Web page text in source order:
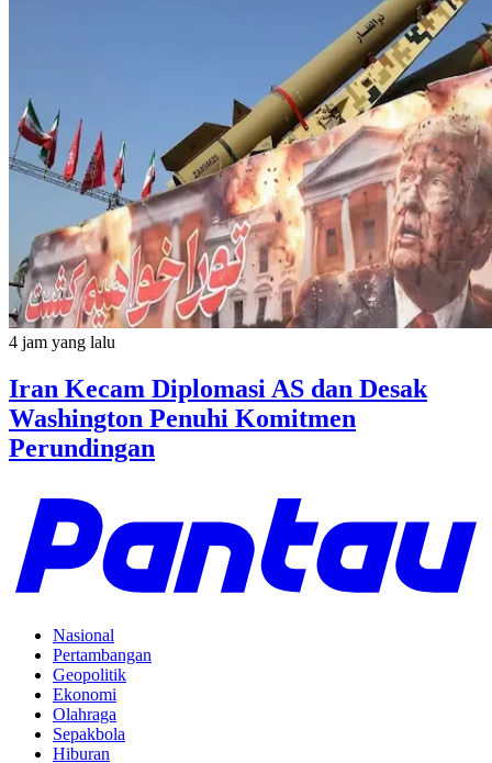
4 jam yang lalu
Iran Kecam Diplomasi AS dan Desak
Washington Penuhi Komitmen
Perundingan
Nasional
Pertambangan
Geopolitik
Ekonomi
Olahraga
Sepakbola
Hiburan